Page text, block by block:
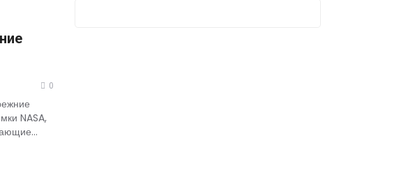
0
NASA,